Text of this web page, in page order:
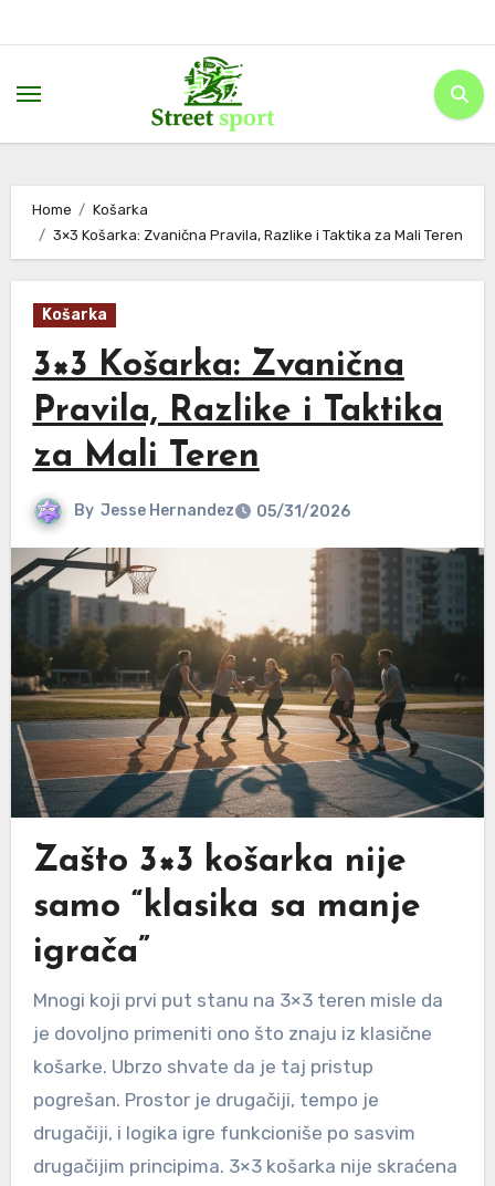
Home
Košarka
3×3 Košarka: Zvanična Pravila, Razlike i Taktika za Mali Teren
Košarka
3×3 Košarka: Zvanična
Pravila, Razlike i Taktika
za Mali Teren
By Jesse Hernandez 05/31/2026
Zašto 3×3 košarka nije
samo “klasika sa manje
igrača”
Mnogi koji prvi put stanu na 3×3 teren misle da
je dovoljno primeniti ono što znaju iz klasične
košarke. Ubrzo shvate da je taj pristup
pogrešan. Prostor je drugačiji, tempo je
drugačiji, i logika igre funkcioniše po sasvim
drugačijim principima. 3×3 košarka nije skraćena